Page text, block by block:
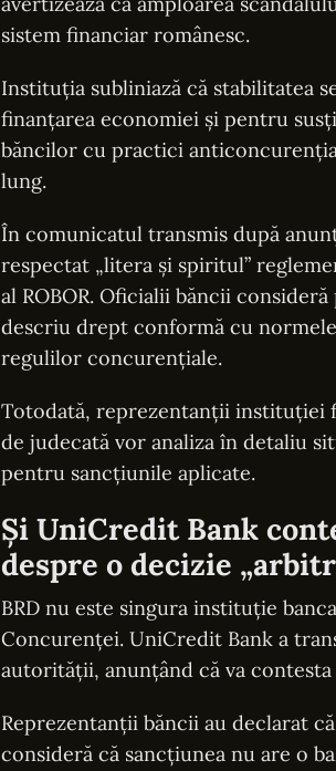
sistem financiar românesc.
Instituția subliniază că stabilitatea
finanțarea economiei și pentru
băncilor cu practici
lung.
În comunicatul transmis după
respectat „litera și spiritul”
al ROBOR. Oficialii băncii
descriu drept conformă cu
regulilor concurențiale.
Totodată, reprezentanții instituției
de judecată vor analiza în detaliu
pentru sancțiunile aplicate.
Și UniCredit Bank
despre o decizie
BRD nu este singura instituție
Concurenței. UniCredit Bank a
autorității, anunțând că va
Reprezentanții băncii au declarat
consideră că sancțiunea nu are o